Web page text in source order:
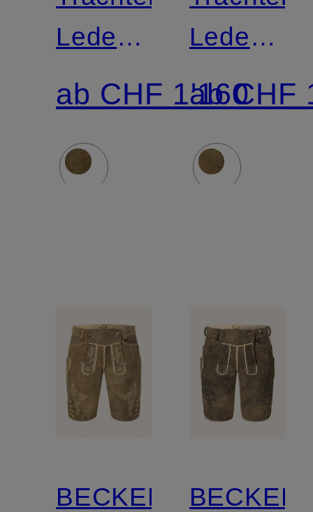
Lederhose
BAYRISCHZELL-
MANUFAKTUR
ab CHF 1'160
ab CHF
BECKERT